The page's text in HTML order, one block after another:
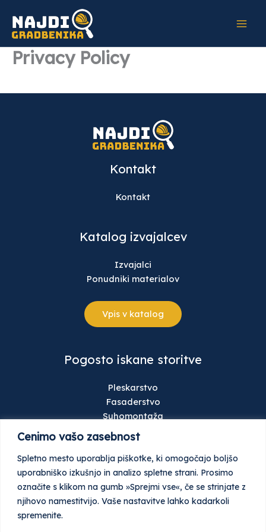
Cenimo vašo zasebnost
Spletno mesto uporablja piškotke, ki omogočajo boljšo
uporabniško izkušnjo in analizo spletne strani. Prosimo
označite s klikom na gumb »Sprejmi vse«, če se strinjate z
njihovo namestitvijo. Vaše nastavitve lahko kadarkoli
spremenite.
content
Privacy Policy
Kontakt
Kontakt
Katalog izvajalcev
Izvajalci
Ponudniki materialov
Vpis v katalog
Pogosto iskane storitve
Pleskarstvo
Fasaderstvo
Suhomontaža
Talne obloge
Gradbeništvo
Keramičarstvo
Stavbno pohištvo
Ometi
Tlaki